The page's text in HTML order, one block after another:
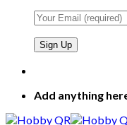
Add anything